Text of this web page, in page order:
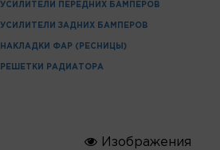
УСИЛИТЕЛИ ПЕРЕДНИХ БАМПЕРОВ
УСИЛИТЕЛИ ЗАДНИХ БАМПЕРОВ
НАКЛАДКИ ФАР (РЕСНИЦЫ)
РЕШЕТКИ РАДИАТОРА
Изображения